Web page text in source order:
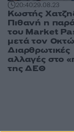
20:4029.08.23
Κωστής
Πιθανή η
του Market
μετά τον
Διαρθρωτικές
αλλαγές στο
της ΔΕΘ